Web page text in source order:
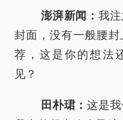
人的，也不喜欢麻
就把这本书包办了
一直到腰封。
时，你很激动，说